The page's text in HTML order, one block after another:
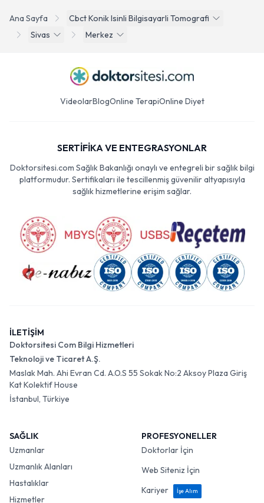
Ana Sayfa
Cbct Konik Isinli Bilgisayarli Tomografi
Sivas
Merkez
VideolarBlogOnline TerapiOnline Diyet
SERTİFİKA VE ENTEGRASYONLAR
Doktorsitesi.com Sağlık Bakanlığı onaylı ve entegreli bir sağlık bilgi
platformudur. Sertifikaları ile tescillenmiş güvenilir altyapısıyla
sağlık hizmetlerine erişim sağlar.
İLETİŞİM
Doktorsitesi Com Bilgi Hizmetleri
Teknoloji ve Ticaret A.Ş.
Maslak Mah. Ahi Evran Cd. A.O.S 55 Sokak No:2 Aksoy Plaza Giriş
Kat Kolektif House
İstanbul, Türkiye
SAĞLIK
Uzmanlar
Uzmanlık Alanları
Hastalıklar
Hizmetler
PROFESYONELLER
Doktorlar İçin
Web Siteniz İçin
Kariyer
İşe Alım